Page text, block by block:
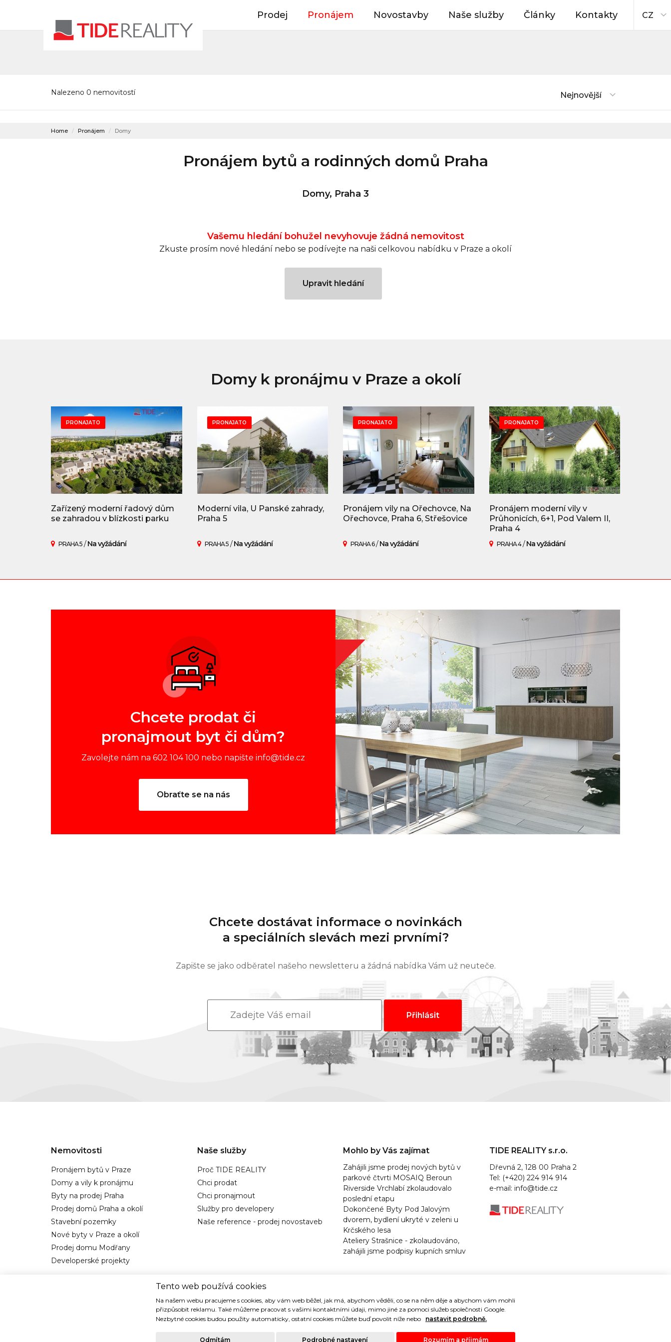
Prodej Pronájem Novostavby Naše služby Články Kontakty CZ
Nalezeno 0 nemovitostí Nejnovější
Home Pronájem Domy
Pronájem bytů a rodinných domů Praha
Domy, Praha 3
Vašemu hledání bohužel nevyhovuje žádná nemovitost
Zkuste prosím nové hledání nebo se podívejte na naši celkovou nabídku v Praze a okolí
Upravit hledání
Domy k pronájmu v Praze a okolí
PRONAJATO
Zařízený moderní řadový dům
se zahradou v blízkosti parku
PRAHA 5 /Na vyžádání
PRONAJATO
Moderní vila, U Panské zahrady,
Praha 5
PRAHA 5/Na vyžádání
PRONAJATO
Pronájem vily na Ořechovce, Na
Ořechovce, Praha 6, Střešovice
PRAHA 6/Na vyžádání
PRONAJATO
Pronájem moderní vily v
Průhonicích, 6+1, Pod Valem II,
Praha 4
PRAHA 4/Na vyžádání
Chcete prodat či
pronajmout byt či dům?
Zavolejte nám na 602 104 100 nebo napište info@tide.cz
Obraťte se na nás
Chcete dostávat informace o novinkách
a speciálních slevách mezi prvními?
Zapište se jako odběratel našeho newsletteru a žádná nabídka Vám už neuteče.
Nemovitosti
Pronájem bytů v Praze
Domy a vily k pronájmu
Byty na prodej Praha
Prodej domů Praha a okolí
Stavební pozemky
Nové byty v Praze a okolí
Prodej domu Modřany
Developerské projekty
Naše služby
Proč TIDE REALITY
Chci prodat
Chci pronajmout
Služby pro developery
Naše reference - prodej novostaveb
Mohlo by Vás zajímat
Zahájili jsme prodej nových bytů v
parkové čtvrti MOSAIQ Beroun
Riverside Vrchlabí zkolaudovalo
poslední etapu
Dokončené Byty Pod Jalovým
dvorem, bydlení ukryté v zeleni u
Krčského lesa
Ateliery Strašnice - zkolaudováno,
zahájili jsme podpisy kupních smluv
TIDE REALITY s.r.o.
Dřevná 2, 128 00 Praha 2
Tel: (+420) 224 914 914
e-mail: info@tide.cz
Tento web používá cookies
Na našem webu pracujeme s cookies, aby vám web běžel, jak má, abychom věděli, co se na něm děje a abychom vám mohli
přizpůsobit reklamu. Také můžeme pracovat s vašimi kontaktními údaji, mimo jiné za pomoci služeb společnosti Google.
Nezbytné cookies budou použity automaticky, ostatní cookies můžete buď povolit níže nebo
nastavit podrobně.
Odmítám Podrobné nastavení Rozumím a příjmám